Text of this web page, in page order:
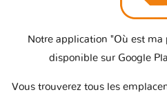
Notre application "Où est
disponible sur Google
Vous trouverez tous les